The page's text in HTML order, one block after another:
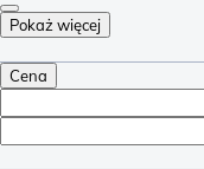
Pokaż więcej
Cena